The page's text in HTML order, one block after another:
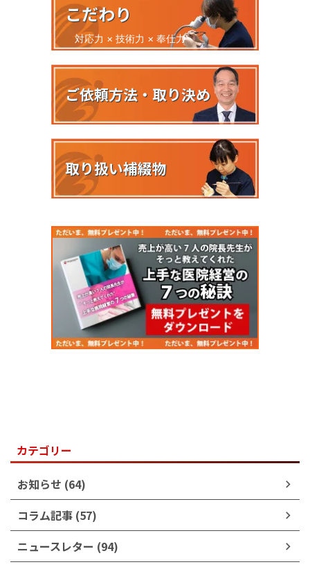
こだわり
対応力 × 技術力 × 奉仕力
ご依頼方法・取り決め
取り扱い補綴物
カテゴリー
お知らせ (64)
コラム記事 (57)
ニュースレター (94)